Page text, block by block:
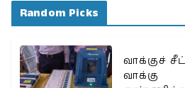
Random Picks
வாக்குச்
வாக்கு